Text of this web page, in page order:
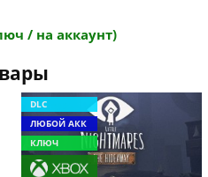
/ на аккаунт)
DLC
ЛЮБОЙ АКК
КЛЮЧ